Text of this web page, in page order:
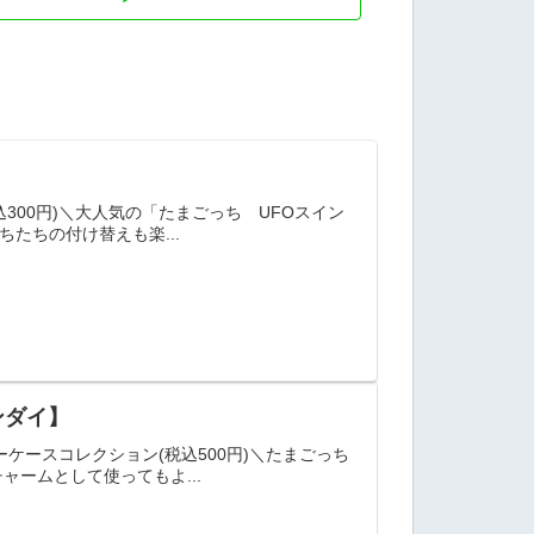
300円)＼大人気の「たまごっち UFOスイン
たちの付け替えも楽...
イ】
ースコレクション(税込500円)＼たまごっち
ームとして使ってもよ...